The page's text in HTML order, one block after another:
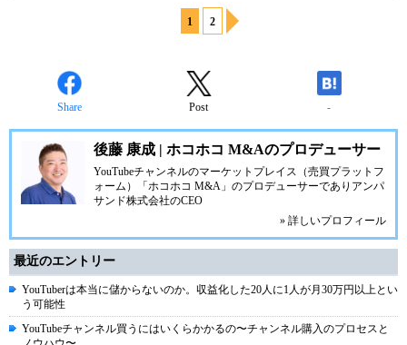
1 2
Share Post -
後藤 康成 | ホコホコ M&Aのプロデューサー
YouTubeチャンネルのマーケットプレイス（売買プラットフ
ォーム）「ホコホコ M&A」のプロデューサーでありアンパ
サンド株式会社のCEO
» 詳しいプロフィール
最近のエントリー
YouTuberは本当に儲からないのか。収益化した20人に1人が月30万円以上とい
う可能性
YouTubeチャンネル買うにはいくらかかるの〜チャンネル購入のプロセスと